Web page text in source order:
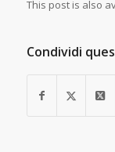
This post is also
Condividi